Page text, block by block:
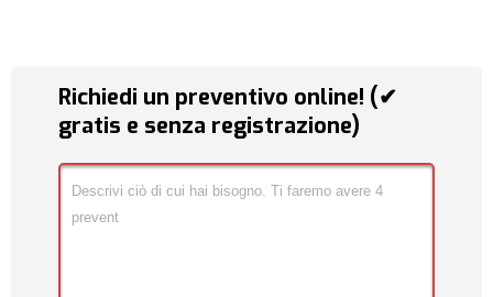
Richiedi un preventivo online! (✔
gratis e senza registrazione)